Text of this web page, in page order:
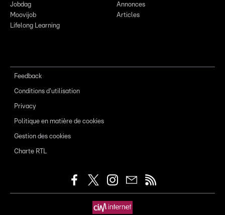
Jobdag
Moovijob
Lifelong Learning
Annonces
Articles
Feedback
Conditions d'utilisation
Privacy
Politique en matière de cookies
Gestion des cookies
Charte RTL